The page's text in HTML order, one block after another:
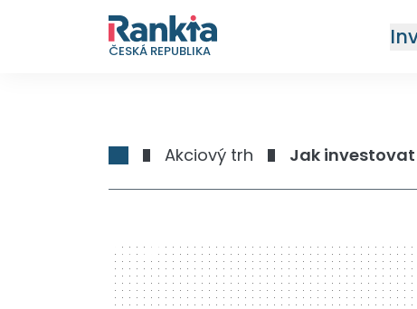
ČESKÁ REPUBLIKA
Akciový trh Jak
728 x 90